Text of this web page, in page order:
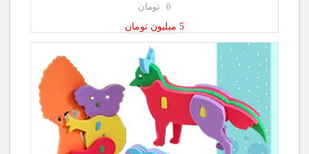
0 تومان
5 میلیون تومان